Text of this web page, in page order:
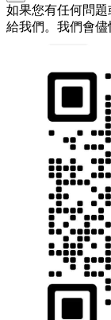
如果您有任何問
給我們。我們會儘